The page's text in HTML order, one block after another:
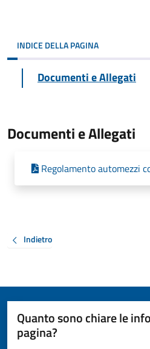
INDICE DELLA PAGINA
Documenti e Allegati
Documenti e Allegati
Regolamento automezzi
Indietro
Quanto sono chiare le
pagina?